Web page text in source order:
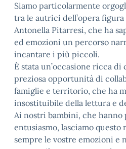
​Siamo particolarmente
tra le autrici dell’opera
Antonella Pitarresi, che ha
ed emozioni un percorso
incantare i più piccoli.
​È stata un’occasione ricca
preziosa opportunità di
famiglie e territorio, che ha
insostituibile della lettura e
​Ai nostri bambini, che
entusiasmo, lasciamo questo
sempre le vostre emozioni e